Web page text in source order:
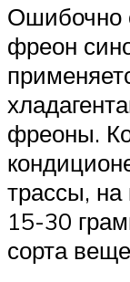
Ошибочно
фреон
фреоны.
трассы,
15-30
сорта